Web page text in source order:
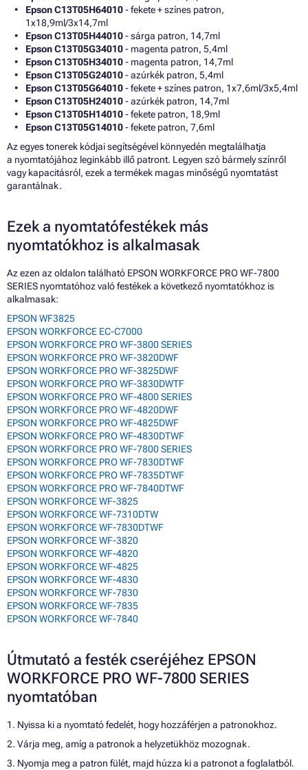
Epson C13T05H64010- fekete + színes patron,
1x18,9ml/3x14,7ml
Epson C13T05H44010- sárga patron, 14,7ml
Epson C13T05G34010- magenta patron, 5,4ml
Epson C13T05H34010- magenta patron, 14,7ml
Epson C13T05G24010- azúrkék patron, 5,4ml
Epson C13T05G64010- fekete + színes patron, 1x7,6ml/3x5,4ml
Epson C13T05H24010- azúrkék patron, 14,7ml
Epson C13T05H14010- fekete patron, 18,9ml
Epson C13T05G14010- fekete patron, 7,6ml
Az egyes tonerek kódjai segítségével könnyedén megtalálhatja
a nyomtatójához leginkább illő patront. Legyen szó bármely színről
vagy kapacitásról, ezek a termékek magas minőségű nyomtatást
garantálnak.
Ezek a nyomtatófestékek más
nyomtatókhoz is alkalmasak
Az ezen az oldalon található EPSON WORKFORCE PRO WF-7800
SERIES nyomtatóhoz való festékek a következő nyomtatókhoz is
alkalmasak:
EPSON WF3825
EPSON WORKFORCE EC-C7000
EPSON WORKFORCE PRO WF-3800 SERIES
EPSON WORKFORCE PRO WF-3820DWF
EPSON WORKFORCE PRO WF-3825DWF
EPSON WORKFORCE PRO WF-3830DWTF
EPSON WORKFORCE PRO WF-4800 SERIES
EPSON WORKFORCE PRO WF-4820DWF
EPSON WORKFORCE PRO WF-4825DWF
EPSON WORKFORCE PRO WF-4830DTWF
EPSON WORKFORCE PRO WF-7800 SERIES
EPSON WORKFORCE PRO WF-7830DTWF
EPSON WORKFORCE PRO WF-7835DTWF
EPSON WORKFORCE PRO WF-7840DTWF
EPSON WORKFORCE WF-3825
EPSON WORKFORCE WF-7310DTW
EPSON WORKFORCE WF-7830DTWF
EPSON WORKFORCE WF-3820
EPSON WORKFORCE WF-4820
EPSON WORKFORCE WF-4825
EPSON WORKFORCE WF-4830
EPSON WORKFORCE WF-7830
EPSON WORKFORCE WF-7835
EPSON WORKFORCE WF-7840
Útmutató a festék cseréjéhez EPSON
WORKFORCE PRO WF-7800 SERIES
nyomtatóban
1. Nyissa ki a nyomtató fedelét, hogy hozzáférjen a patronokhoz.
2. Várja meg, amíg a patronok a helyzetükhöz mozognak.
3. Nyomja meg a patron fülét, majd húzza ki a patronot a foglalatból.